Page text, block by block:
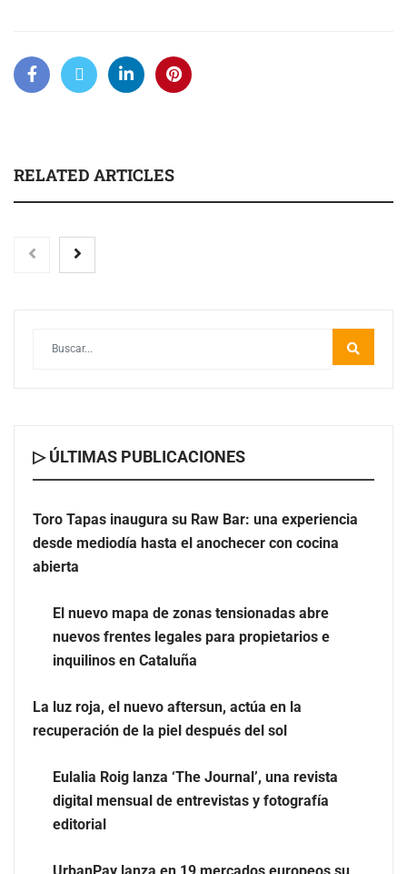
RELATED ARTICLES
Toro Tapas inaugura su Raw Bar: una experiencia
desde mediodía hasta el anochecer con cocina abierta
El nuevo mapa de zonas tensionadas abre nuevos
frentes legales para propietarios e inquilinos en
La luz roja, el nuevo aftersun, actúa en la recuperación
de la piel después del sol
▷ ÚLTIMAS PUBLICACIONES
Toro Tapas inaugura su Raw Bar: una experiencia
desde mediodía hasta el anochecer con cocina
abierta
El nuevo mapa de zonas tensionadas abre
nuevos frentes legales para propietarios e
inquilinos en Cataluña
La luz roja, el nuevo aftersun, actúa en la
recuperación de la piel después del sol
Eulalia Roig lanza ‘The Journal’, una revista
digital mensual de entrevistas y fotografía
editorial
UrbanPay lanza en 19 mercados europeos su